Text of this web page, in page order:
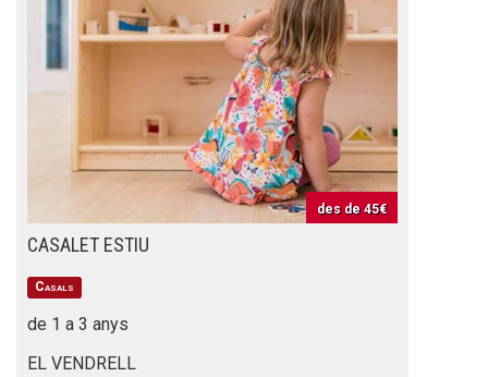
des de 45€
CASALET ESTIU
Casals
de 1 a 3 anys
EL VENDRELL